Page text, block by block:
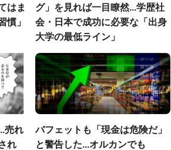
はま
慣」
グ」を見れば一目瞭然...学歴社
会・日本で成功に必要な「出身
大学の最低ライン」
売れ
れ
バフェットも「現金は危険だ」
と警告した...オルカンでも